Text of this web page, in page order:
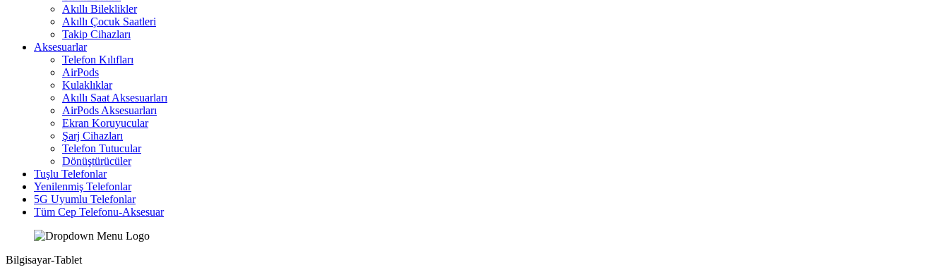
Akıllı Bileklikler
Akıllı Çocuk Saatleri
Takip Cihazları
Aksesuarlar
Telefon Kılıfları
AirPods
Kulaklıklar
Akıllı Saat Aksesuarları
AirPods Aksesuarları
Ekran Koruyucular
Şarj Cihazları
Telefon Tutucular
Dönüştürücüler
Tuşlu Telefonlar
Yenilenmiş Telefonlar
5G Uyumlu Telefonlar
Tüm Cep Telefonu-Aksesuar
Bilgisayar-Tablet